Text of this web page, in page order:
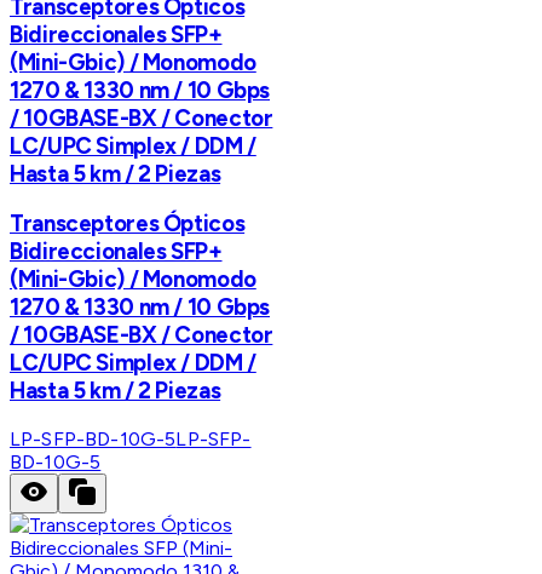
Transceptores Ópticos
Bidireccionales SFP+
(Mini-Gbic) / Monomodo
1270 & 1330 nm / 10 Gbps
/ 10GBASE-BX / Conector
LC/UPC Simplex / DDM /
Hasta 5 km / 2 Piezas
Transceptores Ópticos
Bidireccionales SFP+
(Mini-Gbic) / Monomodo
1270 & 1330 nm / 10 Gbps
/ 10GBASE-BX / Conector
LC/UPC Simplex / DDM /
Hasta 5 km / 2 Piezas
LP-SFP-BD-10G-5LP-SFP-
BD-10G-5